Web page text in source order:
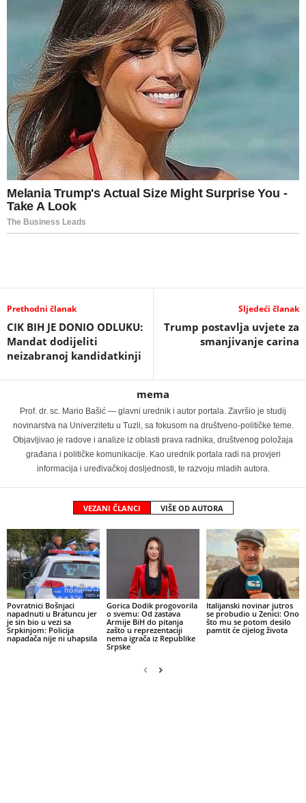
Prethodni članak
CIK BIH JE DONIO ODLUKU:
Mandat dodijeliti
neizabranoj kandidatkinji
Sljedeći članak
Trump postavlja uvjete za
smanjivanje carina
mema
Prof. dr. sc. Mario Bašić — glavni urednik i autor portala. Završio je studij
novinarstva na Univerzitetu u Tuzli, sa fokusom na društveno-političke teme.
Objavljivao je radove i analize iz oblasti prava radnika, društvenog položaja
građana i političke komunikacije. Kao urednik portala radi na provjeri
informacija i uređivačkoj dosljednosti, te razvoju mladih autora.
VEZANI ČLANCI VIŠE OD AUTORA
Povratnici Bošnjaci
napadnuti u Bratuncu jer
je sin bio u vezi sa
Srpkinjom: Policija
napadača nije ni uhapsila
Gorica Dodik progovorila
o svemu: Od zastava
Armije BiH do pitanja
zašto u reprezentaciji
nema igrača iz Republike
Srpske
Italijanski novinar jutros
se probudio u Zenici: Ono
što mu se potom desilo
pamtit će cijelog života